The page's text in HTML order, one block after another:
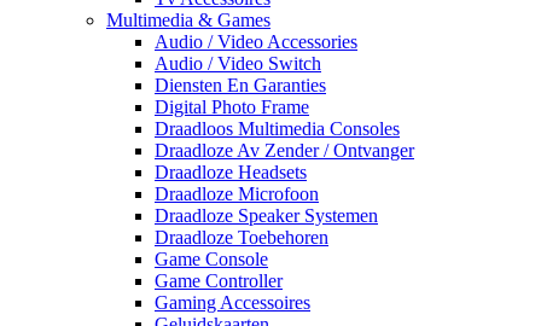
Multimedia & Games
Audio / Video Accessories
Audio / Video Switch
Diensten En Garanties
Digital Photo Frame
Draadloos Multimedia Consoles
Draadloze Av Zender / Ontvanger
Draadloze Headsets
Draadloze Microfoon
Draadloze Speaker Systemen
Draadloze Toebehoren
Game Console
Game Controller
Gaming Accessoires